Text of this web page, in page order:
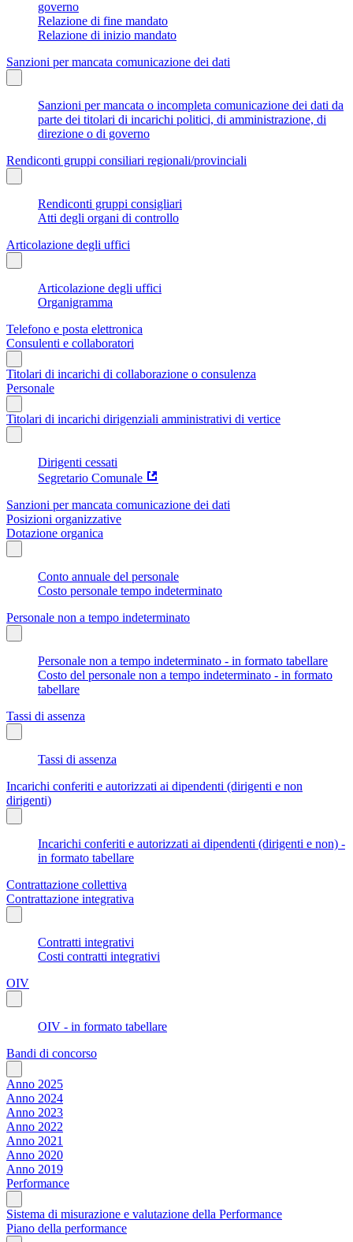
governo
Relazione di fine mandato
Relazione di inizio mandato
Sanzioni per mancata comunicazione dei dati
Sanzioni per mancata o incompleta comunicazione dei dati da
parte dei titolari di incarichi politici, di amministrazione, di
direzione o di governo
Rendiconti gruppi consiliari regionali/provinciali
Rendiconti gruppi consigliari
Atti degli organi di controllo
Articolazione degli uffici
Articolazione degli uffici
Organigramma
Telefono e posta elettronica
Consulenti e collaboratori
Titolari di incarichi di collaborazione o consulenza
Personale
Titolari di incarichi dirigenziali amministrativi di vertice
Dirigenti cessati
Segretario Comunale
Sanzioni per mancata comunicazione dei dati
Posizioni organizzative
Dotazione organica
Conto annuale del personale
Costo personale tempo indeterminato
Personale non a tempo indeterminato
Personale non a tempo indeterminato - in formato tabellare
Costo del personale non a tempo indeterminato - in formato
tabellare
Tassi di assenza
Tassi di assenza
Incarichi conferiti e autorizzati ai dipendenti (dirigenti e non
dirigenti)
Incarichi conferiti e autorizzati ai dipendenti (dirigenti e non) -
in formato tabellare
Contrattazione collettiva
Contrattazione integrativa
Contratti integrativi
Costi contratti integrativi
OIV
OIV - in formato tabellare
Bandi di concorso
Anno 2025
Anno 2024
Anno 2023
Anno 2022
Anno 2021
Anno 2020
Anno 2019
Performance
Sistema di misurazione e valutazione della Performance
Piano della performance